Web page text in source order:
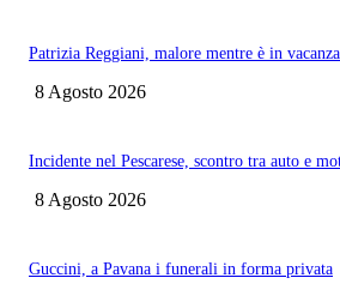
Patrizia Reggiani, malore mentre è in
8 Agosto 2026
Incidente nel Pescarese, scontro tra auto e
8 Agosto 2026
Guccini, a Pavana i funerali in forma privata